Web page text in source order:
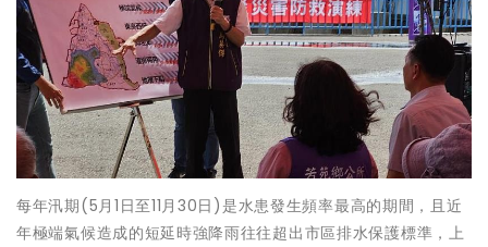
每年汛期(5月1日至11月30日)是水患發生頻率最高的期間，且近
年極端氣候造成的短延時強降雨往往超出市區排水保護標準，上